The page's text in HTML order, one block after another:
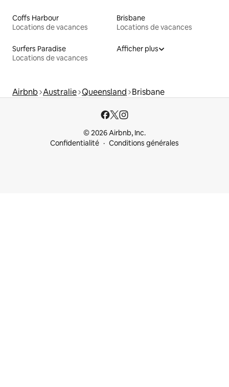
Coffs Harbour
Locations de vacances
Brisbane
Locations de vacances
Surfers Paradise
Locations de vacances
Afficher plus
Airbnb Australie Queensland Brisbane
© 2026 Airbnb, Inc.
Confidentialité
Conditions générales